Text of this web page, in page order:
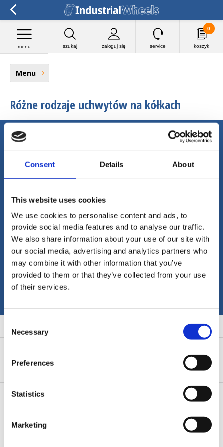
Consent Details About
This website uses cookies
We use cookies to personalise content and ads, to
provide social media features and to analyse our traffic.
We also share information about your use of our site with
our social media, advertising and analytics partners who
may combine it with other information that you’ve
provided to them or that they’ve collected from your use
of their services.
Selection
Necessary
Preferences
Statistics
Marketing
szukaj zaloguj się
menu service koszyk
0
Menu
Różne rodzaje uchwytów na kółkach
Zadzwoń (lub wyślij e-mail), aby
uzyskać więcej informacji.
Jesteśmy w stanie pomóc w języku
angielskim, niemieckim, hiszpańskim,
Otrzymywać najnowsze oferty i promocje.
Subskrybuj
Kontakt